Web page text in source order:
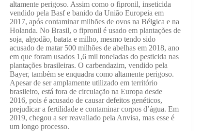
altamente perigoso. Assim como o fipronil, inseticida
vendido pela Basf e banido da União Europeia em
2017, após contaminar milhões de ovos na Bélgica e na
Holanda. No Brasil, o fipronil é usado em plantações de
soja, algodão, batata e milho, mesmo tendo sido
acusado de matar 500 milhões de abelhas em 2018, ano
em que foram usados 1,6 mil toneladas do pesticida nas
plantações brasileiras. O carbendazim, vendido pela
Bayer, também se enquadra como altamente perigoso.
Apesar de ser amplamente utilizado em território
brasileiro, está fora de circulação na Europa desde
2016, pois é acusado de causar defeitos genéticos,
prejudicar a fertilidade e contaminar corpos d’água. Em
2019, chegou a ser reavaliado pela Anvisa, mas esse é
um longo processo.